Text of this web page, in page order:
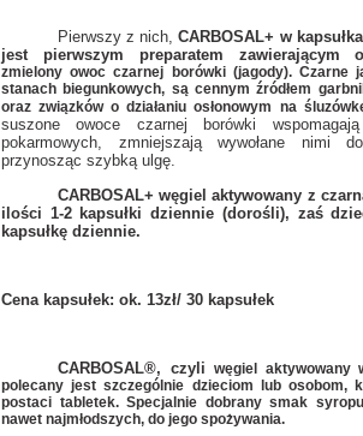
Pierwszy z nich, CARBOSAL+ w
jest pierwszym preparatem zawierającym
zmielony owoc czarnej borówki (jagody). Czarne
stanach biegunkowych, są cennym źródłem
oraz związków o działaniu osłonowym na
suszone owoce czarnej borówki
pokarmowych, zmniejszają wywołane nimi
przynosząc szybką ulgę.
CARBOSAL+ węgiel aktywowany z
ilości 1-2 kapsułki dziennie (dorośli), zaś
kapsułkę dziennie.
Cena kapsułek: ok. 13zł/ 30 kapsułek
CARBOSAL®, czyliwęgiel
polecany jest szczególnie dzieciom lub osobom,
postaci tabletek. Specjalnie dobrany smak
nawet najmłodszych, do jego spożywania.